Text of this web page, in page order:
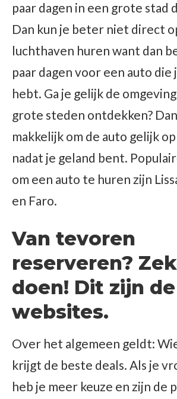
paar dagen in een grote stad
Dan kun je beter niet direct
luchthaven huren want dan
paar dagen voor een auto
hebt. Ga je gelijk de
grote steden ontdekken?
makkelijk om de auto gelijk
nadat je geland bent.
om een auto te huren zijn
en Faro.
Van tevoren
reserveren?
doen! Dit zijn
websites.
Over het algemeen geldt:
krijgt de beste deals. Als je
heb je meer keuze en zijn de